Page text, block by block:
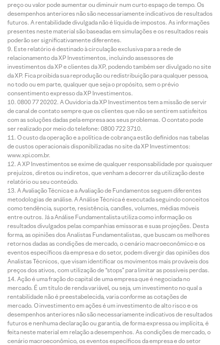
preço ou valor pode aumentar ou diminuir num curto espaço de tempo. Os
desempenhos anteriores não são necessariamente indicativos de resultados
futuros. A rentabilidade divulgada não é líquida de impostos. As informações
presentes neste material são baseadas em simulações e os resultados reais
poderão ser significativamente diferentes.
Este relatório é destinado à circulação exclusiva para a rede de
relacionamento da XP Investimentos, incluindo assessores de
investimentos da XP e clientes da XP, podendo também ser divulgado no site
da XP. Fica proibida sua reprodução ou redistribuição para qualquer pessoa,
no todo ou em parte, qualquer que seja o propósito, sem o prévio
consentimento expresso da XP Investimentos.
0800 77 20202. A Ouvidoria da XP Investimentos tem a missão de servir
de canal de contato sempre que os clientes que não se sentirem satisfeitos
com as soluções dadas pela empresa aos seus problemas. O contato pode
ser realizado por meio do telefone: 0800 722 3710.
O custo da operação e a política de cobrança estão definidos nas tabelas
de custos operacionais disponibilizadas no site da XP Investimentos:
www.xpi.com.br.
A XP Investimentos se exime de qualquer responsabilidade por quaisquer
prejuízos, diretos ou indiretos, que venham a decorrer da utilização deste
relatório ou seu conteúdo.
A Avaliação Técnica e a Avaliação de Fundamentos seguem diferentes
metodologias de análise. A Análise Técnica é executada seguindo conceitos
como tendência, suporte, resistência, candles, volumes, médias móveis
entre outros. Já a Análise Fundamentalista utiliza como informação os
resultados divulgados pelas companhias emissoras e suas projeções. Desta
forma, as opiniões dos Analistas Fundamentalistas, que buscam os melhores
retornos dadas as condições de mercado, o cenário macroeconômico e os
eventos específicos da empresa e do setor, podem divergir das opiniões dos
Analistas Técnicos, que visam identificar os movimentos mais prováveis dos
preços dos ativos, com utilização de “stops” para limitar as possíveis perdas.
Ação é uma fração do capital de uma empresa que é negociada no
mercado. É um título de renda variável, ou seja, um investimento no qual a
rentabilidade não é preestabelecida, varia conforme as cotações de
mercado. O investimento em ações é um investimento de alto risco e os
desempenhos anteriores não são necessariamente indicativos de resultados
futuros e nenhuma declaração ou garantia, de forma expressa ou implícita, é
feita neste material em relação a desempenhos. As condições de mercado, o
cenário macroeconômico, os eventos específicos da empresa e do setor